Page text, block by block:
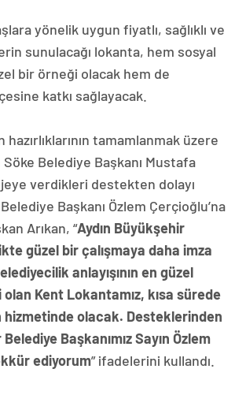
yönelik uygun fiyatlı, sağlıklı ve
sunulacağı lokanta, hem sosyal
bir örneği olacak hem de
katkı sağlayacak.
hazırlıklarının tamamlanmak üzere
Belediye Başkanı Mustafa
verdikleri destekten dolayı
Başkanı Özlem Çerçioğlu’na
Arıkan, “Aydın Büyükşehir
güzel bir çalışmaya daha imza
anlayışının en güzel
Kent Lokantamız, kısa sürede
hizmetinde olacak. Desteklerinden
Başkanımız Sayın Özlem
ediyorum” ifadelerini kullandı.